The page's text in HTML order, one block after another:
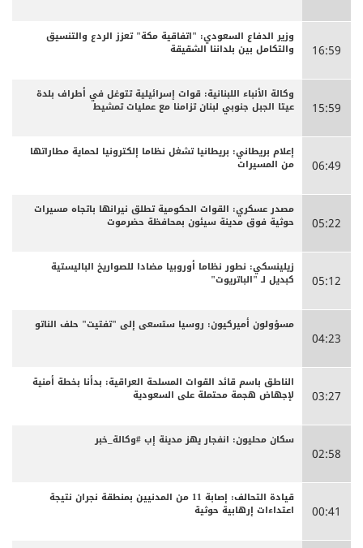
16:59
وزير الدفاع السعودي: "اتفاقية مكة" تعزز الردع والتنسيق
والتكامل بين بلداننا الشقيقة
15:59
وكالة الأنباء اللبنانية: قوات إسرائيلية تتوغل في أطراف بلدة
عيتا الجبل جنوبي لبنان تزامنا مع عمليات تمشيط
06:49
إعلام بريطاني: بريطانيا تشغل نظاما إلكترونيا لحماية مطاراتها
من المسيرات
05:22
مصدر عسكري: القوات الحكومية تطلق نيرانها باتجاه مسيرات
حوثية فوق مدينة سيئون بمحافظة حضرموت
05:12
زيلينسكي: نطور نظاما أوروبيا مضادا للصواريخ الباليستية
كبديل لـ "الباتريوت"
04:23
مسؤولون أميركيون: روسيا ستسعى إلى "تفتيت" حلف الناتو
03:27
الناطق باسم قائد القوات المسلحة العراقية: بدأنا بخطة أمنية
لإجهاض هجمة محتملة على السعودية
02:58
سكان محليون: انفجار يهز مدينة إب #وكالة_خبر
00:41
قيادة التحالف: إصابة 11 من المدنيين بمنطقة نجران نتيجة
اعتداءات إرهابية حوثية